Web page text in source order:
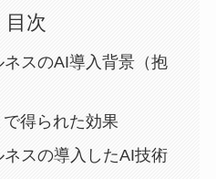
目次
スのAI導入背景（抱
得られた効果
スの導入したAI技術